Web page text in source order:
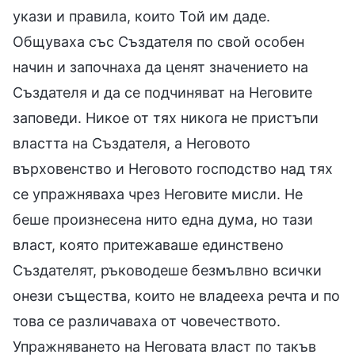
укази и правила, които Той им даде.
Общуваха със Създателя по свой особен
начин и започнаха да ценят значението на
Създателя и да се подчиняват на Неговите
заповеди. Никое от тях никога не пристъпи
властта на Създателя, а Неговото
върховенство и Неговото господство над тях
се упражняваха чрез Неговите мисли. Не
беше произнесена нито една дума, но тази
власт, която притежаваше единствено
Създателят, ръководеше безмълвно всички
онези същества, които не владееха речта и по
това се различаваха от човечеството.
Упражняването на Неговата власт по такъв